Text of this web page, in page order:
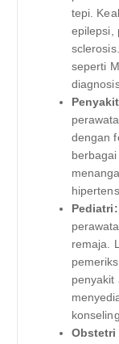
tepi.
epilepsi,
seperti
dengan
Pediatri:
remaja.
penyakit